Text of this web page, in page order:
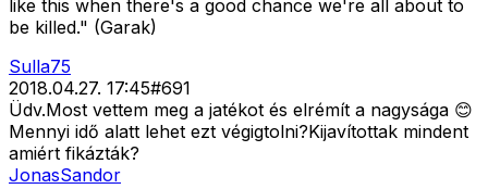
like this when there's a good chance we're all about to
be killed." (Garak)
Sulla75
2018.04.27. 17:45#691
Üdv.Most vettem meg a jatékot és elrémít a nagysága 😊
Mennyi idő alatt lehet ezt végigtolni?Kijavítottak mindent
amiért fikázták?
JonasSandor